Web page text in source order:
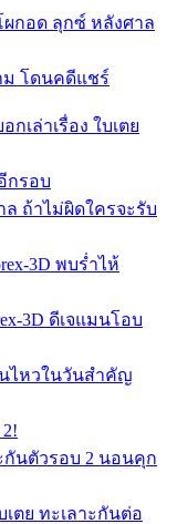
ผกอด ลุกซ์ หลังศาล
ม โดนคดีแชร์
เล่าเรื่อง ใบเตย
กรอบ
ล ถ้าไม่ผิดใครจะรับ
3D พบร่ำไห้
3D ดีเจแมนโอบ
นไหวในวันสำคัญ
กันตัวรอบ 2 นอนคุก
เตย ทะเลาะกันต่อ